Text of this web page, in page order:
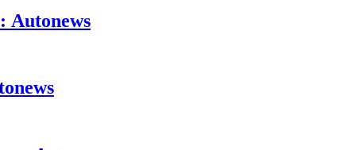
Autonews